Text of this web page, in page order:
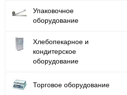
Упаковочное
оборудование
Хлебопекарное и
кондитерское
оборудование
Торговое оборудование